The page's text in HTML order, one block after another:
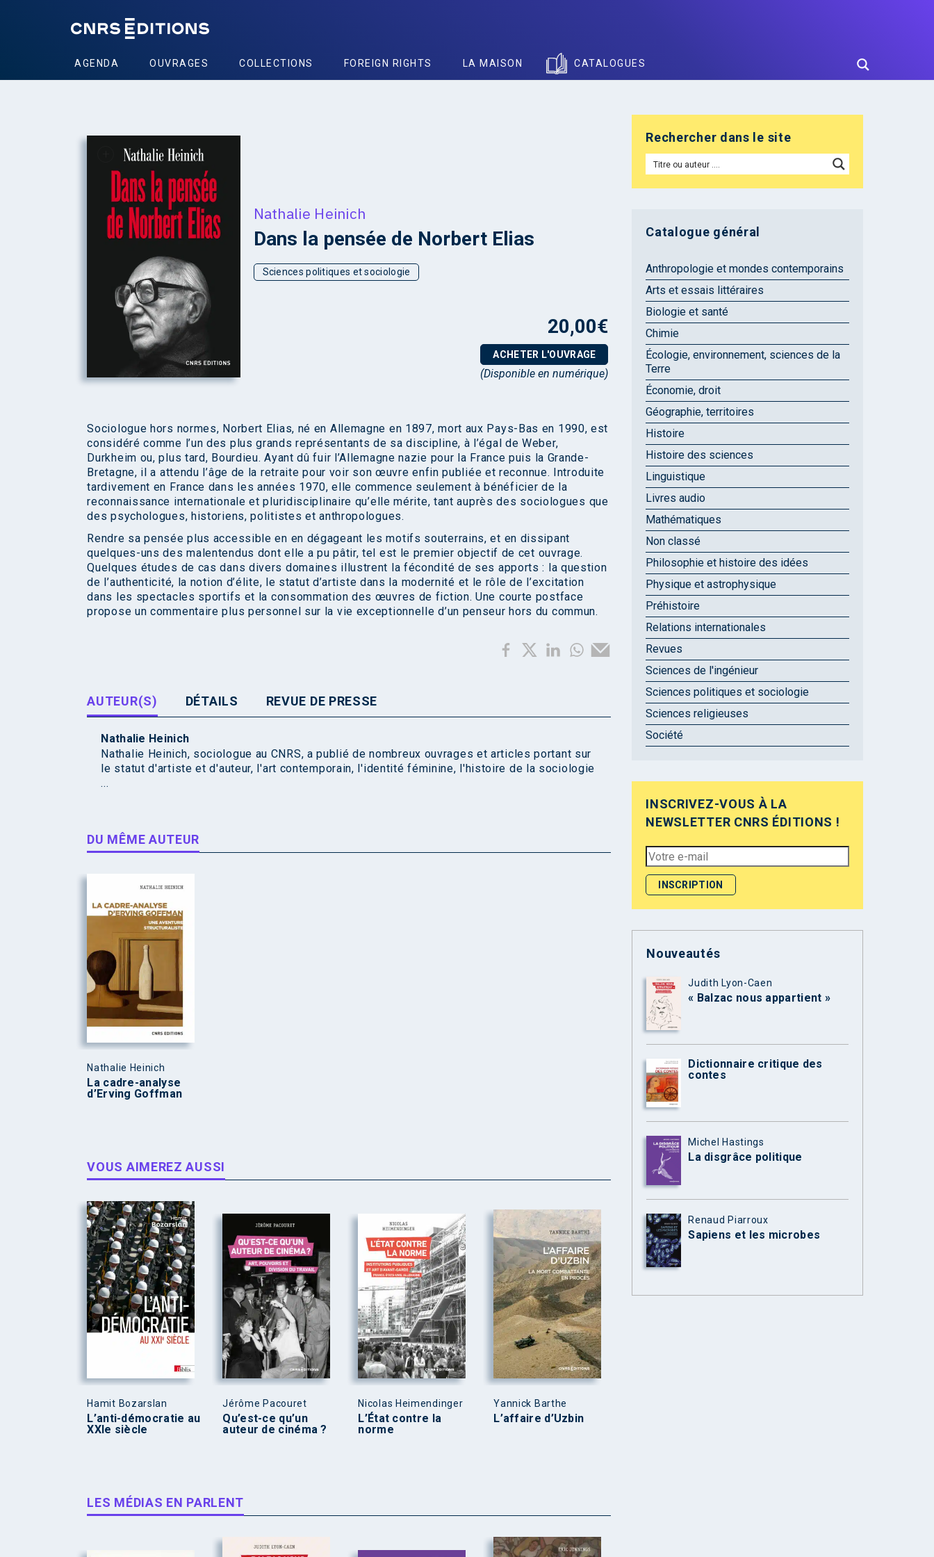
AGENDA OUVRAGES COLLECTIONS FOREIGN RIGHTS LA MAISON CATALOGUES
Nathalie Heinich
Dans la pensée de Norbert Elias
Sciences politiques et sociologie
20,00€
ACHETER L'OUVRAGE
(Disponible en numérique)
Sociologue hors normes, Norbert Elias, né en Allemagne en 1897, mort aux Pays-Bas en 1990, est
considéré comme l’un des plus grands représentants de sa discipline, à l’égal de Weber,
Durkheim ou, plus tard, Bourdieu. Ayant dû fuir l’Allemagne nazie pour la France puis la Grande-
Bretagne, il a attendu l’âge de la retraite pour voir son œuvre enfin publiée et reconnue. Introduite
tardivement en France dans les années 1970, elle commence seulement à bénéficier de la
reconnaissance internationale et pluridisciplinaire qu’elle mérite, tant auprès des sociologues que
des psychologues, historiens, politistes et anthropologues.
Rendre sa pensée plus accessible en en dégageant les motifs souterrains, et en dissipant
quelques-uns des malentendus dont elle a pu pâtir, tel est le premier objectif de cet ouvrage.
Quelques études de cas dans divers domaines illustrent la fécondité de ses apports : la question
de l’authenticité, la notion d’élite, le statut d’artiste dans la modernité et le rôle de l’excitation
dans les spectacles sportifs et la consommation des œuvres de fiction. Une courte postface
propose un commentaire plus personnel sur la vie exceptionnelle d’un penseur hors du commun.
AUTEUR(S) DÉTAILS REVUE DE PRESSE
Nathalie Heinich
Nathalie Heinich, sociologue au CNRS, a publié de nombreux ouvrages et articles portant sur
le statut d'artiste et d'auteur, l'art contemporain, l'identité féminine, l'histoire de la sociologie
...
DU MÊME AUTEUR
Nathalie Heinich
La cadre-analyse
d’Erving Goffman
VOUS AIMEREZ AUSSI
Hamit Bozarslan
L’anti-démocratie au
XXIe siècle
Jérôme Pacouret
Qu’est-ce qu’un
auteur de cinéma ?
Nicolas Heimendinger
L’État contre la
norme
Yannick Barthe
L’affaire d’Uzbin
LES MÉDIAS EN PARLENT
Rechercher dans le site
Catalogue général
Anthropologie et mondes contemporains
Arts et essais littéraires
Biologie et santé
Chimie
Écologie, environnement, sciences de la
Terre
Économie, droit
Géographie, territoires
Histoire
Histoire des sciences
Linguistique
Livres audio
Mathématiques
Non classé
Philosophie et histoire des idées
Physique et astrophysique
Préhistoire
Relations internationales
Revues
Sciences de l'ingénieur
Sciences politiques et sociologie
Sciences religieuses
Société
INSCRIVEZ-VOUS À LA
NEWSLETTER CNRS ÉDITIONS !
Nouveautés
Judith Lyon-Caen
« Balzac nous appartient »
Dictionnaire critique des
contes
Michel Hastings
La disgrâce politique
Renaud Piarroux
Sapiens et les microbes